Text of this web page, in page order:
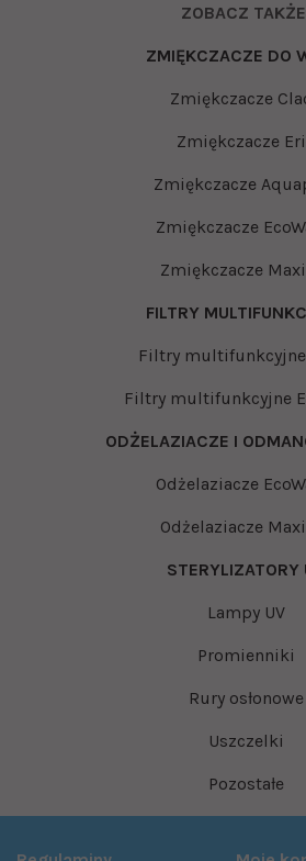
ZOBACZ
ZMIĘKCZACZE DO
Zmiękczacze
Zmiękczacze
Zmiękczacze
Zmiękczacze
Zmiękczacze
FILTRY
Filtry
Filtry multifunkcyjne
ODŻELAZIACZE I
Odżelaziacze
Odżelaziacze
STERYLIZATORY
Lampy UV
Promienniki
Rury osłonowe
Uszczelki
Pozostałe